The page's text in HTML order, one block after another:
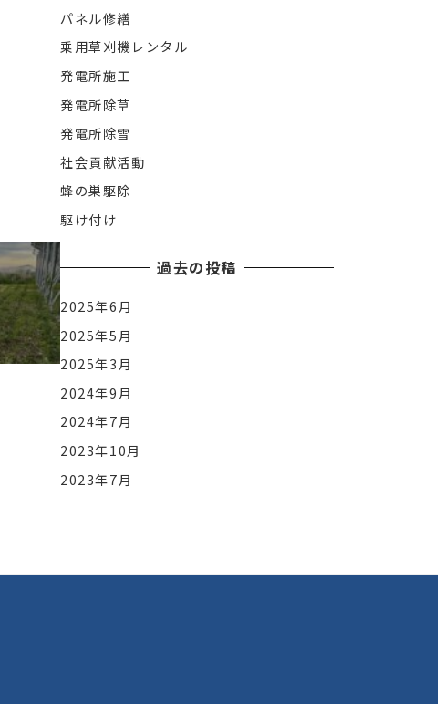
パネル修繕
乗用草刈機レンタル
発電所施工
発電所除草
発電所除雪
社会貢献活動
蜂の巣駆除
駆け付け
過去の投稿
2025年6月
2025年5月
2025年3月
2024年9月
2024年7月
2023年10月
2023年7月